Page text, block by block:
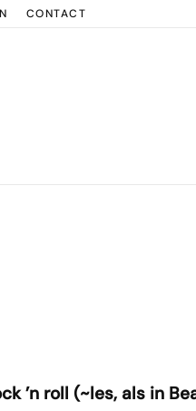
CONTACT
’n roll (~les, als in